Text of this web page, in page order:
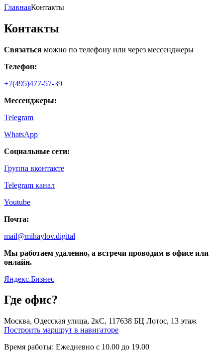
ГлавнаяКонтакты
Контакты
Связаться можно по телефону или через мессенджеры
Телефон:
+7(495)477-57-39
Мессенджеры:
Telegram
WhatsApp
Социальные сети:
Группа вконтакте
Telegram канал
Youtube
Почта:
mail@mihaylov.digital
Мы работаем удаленно, а встречи проводим в офисе или
онлайн.
Яндекс.Бизнес
Где офис?
Москва, Одесская улица, 2кС, 117638 БЦ Лотос, 13 этаж
Построить маршрут в навигаторе
Время работы: Ежедневно с 10.00 до 19.00